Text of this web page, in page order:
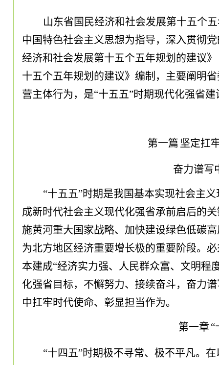
山东省国民经济和社会发展第十五个
中国特色社会主义思想为指导， 深入贯彻
经济和社会发展第十五个五年规划的建议
十五个五年规划的建议》 编制 ，
主要阐明
营主体行为 ， 是“十五五”时期现代化强省
第一篇 坚定扛
奋力谱写
“十五五”时期是我国基本实现社会主
成新时代社会主义现代化强省承前启后的
施黄河重大国家战略、加快建设绿色低碳
为北方地区经济重要增长极的重要阶段。
本建成“经济实力强、人民群众富、文明程
化强省目标， 不懈努力、接续奋斗， 奋力
中扛牢时代使命、彰显担当作为。
第一章 “
“十四五”时期极不寻常、极不平凡。 在